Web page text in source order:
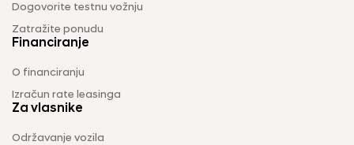
Dogovorite testnu vožnju
Zatražite ponudu
Financiranje
O financiranju
Izračun rate leasinga
Za vlasnike
Održavanje vozila